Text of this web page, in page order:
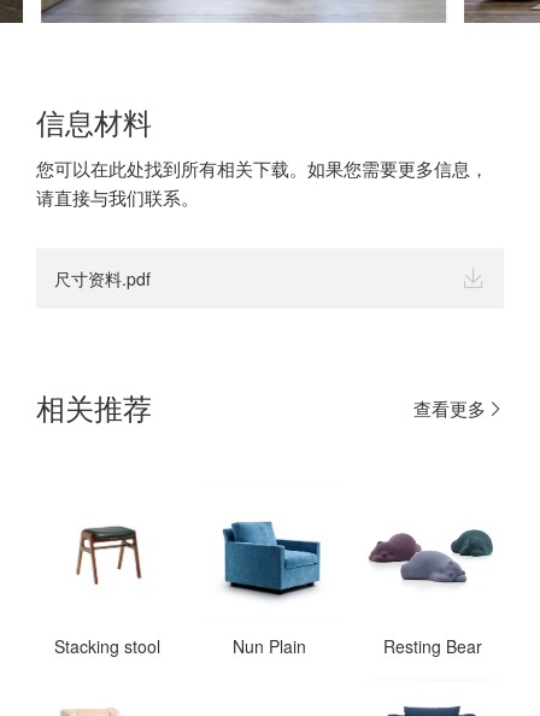
信息材料
您可以在此处找到所有相关下载。如果您需要更多信息，
请直接与我们联系。
尺寸资料.pdf
相关推荐 查看更多
Stacking stool Nun Plain Resting Bear